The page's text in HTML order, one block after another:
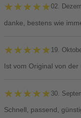
★★★★★
★★★★★02.
danke, bestens wie
★★★★★
★★★★★ 19.
Ist vom Original von
★★★★★
★★★★★ 30.
Schnell, passend,